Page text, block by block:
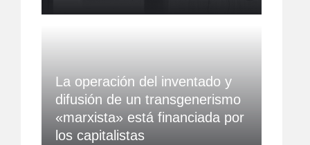
La operación del inventado y
difusión de un transgenerismo
«marxista» está financiada por
los capitalistas